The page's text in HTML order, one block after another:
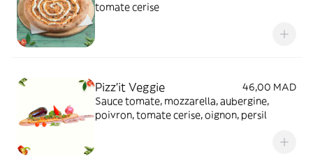
tomate cerise
Pizz'it Veggie
46,00 MAD
Sauce tomate, mozzarella, aubergine,
poivron, tomate cerise, oignon, persil